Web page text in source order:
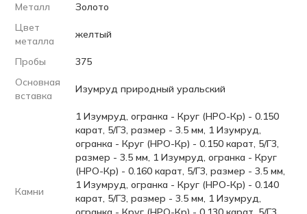
Металл
Золото
Цвет
металла
желтый
Пробы
375
Основная
вставка
Изумруд природный уральский
Камни
1 Изумруд, огранка - Круг (НРО-Кр) - 0.150
карат, 5/Г3, размер - 3.5 мм, 1 Изумруд,
огранка - Круг (НРО-Кр) - 0.150 карат, 5/Г3,
размер - 3.5 мм, 1 Изумруд, огранка - Круг
(НРО-Кр) - 0.160 карат, 5/Г3, размер - 3.5 мм,
1 Изумруд, огранка - Круг (НРО-Кр) - 0.140
карат, 5/Г3, размер - 3.5 мм, 1 Изумруд,